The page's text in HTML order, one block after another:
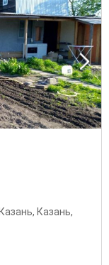
, Казань,